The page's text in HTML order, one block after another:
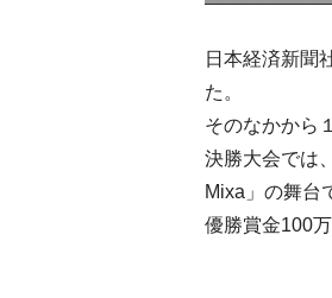
日本経済新聞
た。
そのなかから
決勝大会では
Mixa」の舞台
優勝賞金100